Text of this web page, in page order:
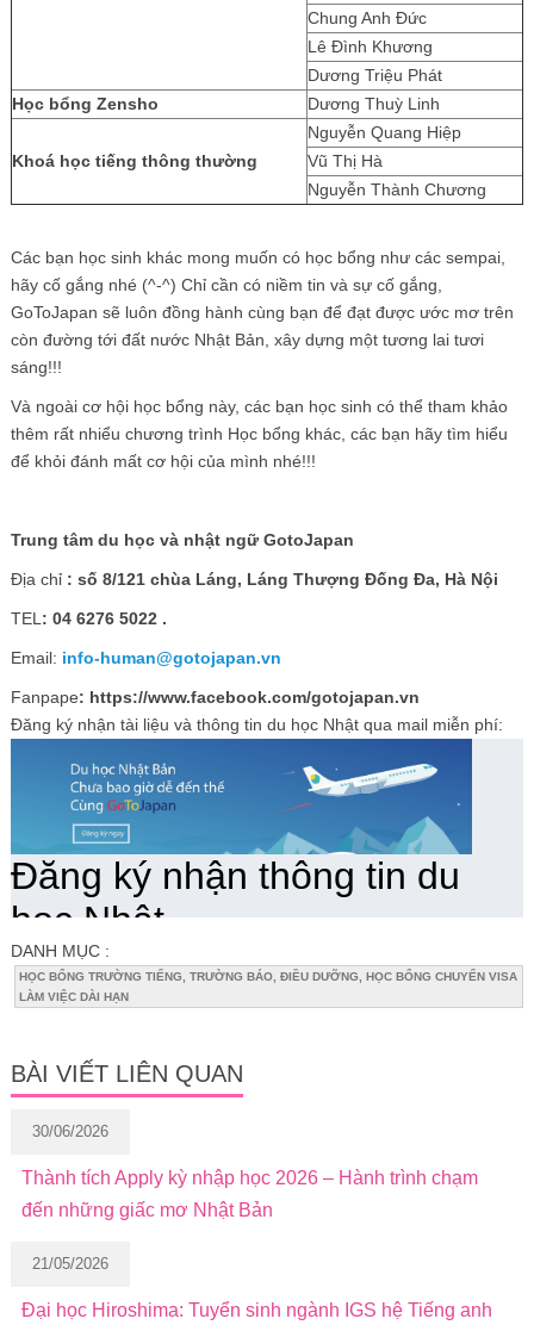
Chung Anh Đức
Lê Đình Khương
Dương Triệu Phát
Học bổng Zensho
Dương Thuỳ Linh
Khoá học tiếng thông thường
Nguyễn Quang Hiệp
Vũ Thị Hà
Nguyễn Thành Chương
Các bạn học sinh khác mong muốn có học bổng như các sempai,
hãy cố gắng nhé (^-^) Chỉ cần có niềm tin và sự cố gắng,
GoToJapan sẽ luôn đồng hành cùng bạn để đạt được ước mơ trên
còn đường tới đất nước Nhật Bản, xây dựng một tương lai tươi
sáng!!!
Và ngoài cơ hội học bổng này, các bạn học sinh có thể tham khảo
thêm rất nhiểu chương trình Học bổng khác, các bạn hãy tìm hiểu
để khỏi đánh mất cơ hội của mình nhé!!!
Trung tâm du học và nhật ngữ GotoJapan
Địa chỉ: số 8/121 chùa Láng, Láng Thượng Đống Đa, Hà Nội
TEL : 04 6276 5022 .
Email: info-human@gotojapan.vn
Fanpape: https://www.facebook.com/gotojapan.vn
Đăng ký nhận tài liệu và thông tin du học Nhật qua mail miễn phí:
DANH MỤC :
HỌC BỔNG TRƯỜNG TIẾNG, TRƯỜNG BÁO, ĐIỀU DƯỠNG, HỌC BỔNG CHUYỂN VISA
LÀM VIỆC DÀI HẠN
BÀI VIẾT LIÊN QUAN
30/06/2026
Thành tích Apply kỳ nhập học 2026 – Hành trình chạm
đến những giấc mơ Nhật Bản
21/05/2026
Đại học Hiroshima: Tuyển sinh ngành IGS hệ Tiếng anh